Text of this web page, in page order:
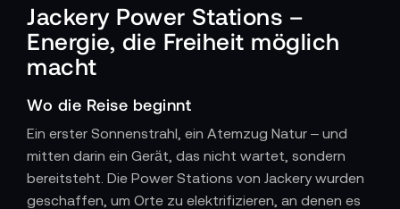
Jackery Power Stations –
Energie, die Freiheit möglich
macht
Wo die Reise beginnt
Ein erster Sonnenstrahl, ein Atemzug Natur – und
mitten darin ein Gerät, das nicht wartet, sondern
bereitsteht. Die Power Stations von Jackery wurden
geschaffen, um Orte zu elektrifizieren, an denen es